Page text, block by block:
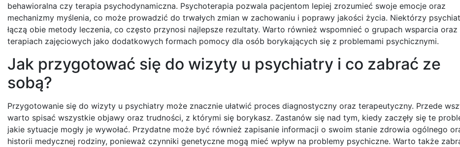
behawioralna czy terapia psychodynamiczna. Psychoterapia pozwala pacjentom lepiej zrozumieć swoje emocje oraz
mechanizmy myślenia, co może prowadzić do trwałych zmian w zachowaniu i poprawy jakości życia. Niektórzy
łączą obie metody leczenia, co często przynosi najlepsze rezultaty. Warto również wspomnieć o grupach wsparcia oraz
terapiach zajęciowych jako dodatkowych formach pomocy dla osób borykających się z problemami psychicznymi.
Jak przygotować się do wizyty u psychiatry i co zabrać ze
sobą?
Przygotowanie się do wizyty u psychiatry może znacznie ułatwić proces diagnostyczny oraz terapeutyczny. Przede
warto spisać wszystkie objawy oraz trudności, z którymi się borykasz. Zastanów się nad tym, kiedy zaczęły się te
jakie sytuacje mogły je wywołać. Przydatne może być również zapisanie informacji o swoim stanie zdrowia ogólnego
historii medycznej rodziny, ponieważ czynniki genetyczne mogą mieć wpływ na problemy psychiczne. Warto także